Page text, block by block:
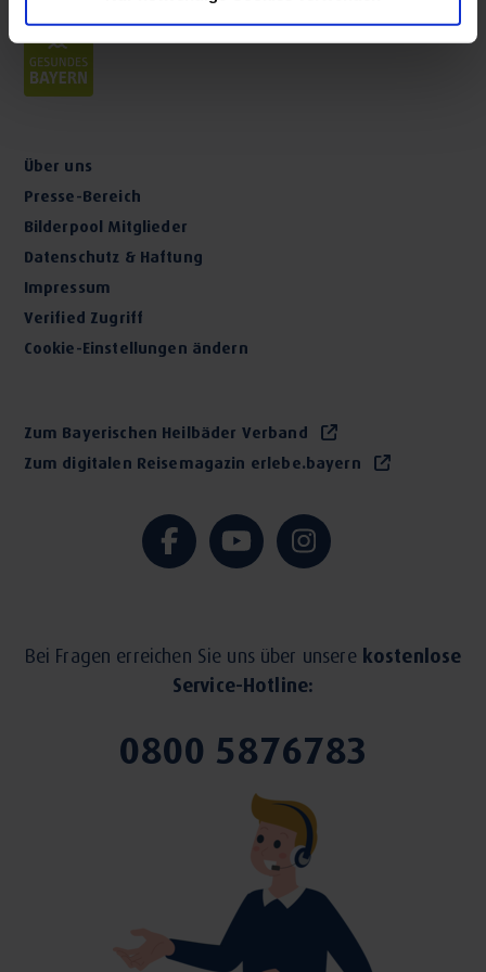
Über uns
Presse-Bereich
Bilderpool Mitglieder
Datenschutz & Haftung
Impressum
Verified Zugriff
Cookie-Einstellungen ändern
Zum Bayerischen Heilbäder Verband
Zum digitalen Reisemagazin erlebe.bayern
Bei Fragen erreichen Sie uns über unsere kostenlose
Service-Hotline:
0800 5876783